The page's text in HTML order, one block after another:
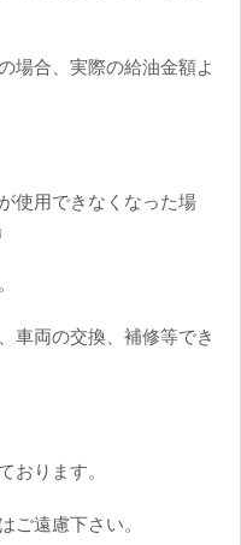
場合、実際の給油金額よ
使用できなくなった場
車両の交換、補修等でき
おります。
ご遠慮下さい。